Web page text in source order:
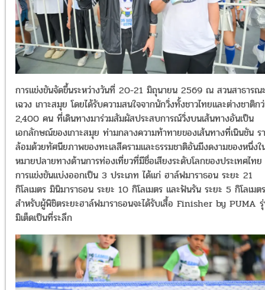
การแข่งขันจัดขึ้นระหว่างวันที่ 20-21 มิถุนายน 2569 ณ สวนสาธารณ
เฉวง เกาะสมุย โดยได้รับความสนใจจากนักวิ่งทั้งชาวไทยและต่างชาติก
2,400 คน ที่เดินทางมาร่วมสัมผัสประสบการณ์วิ่งบนเส้นทางอันเป็น
เอกลักษณ์ของเกาะสมุย ท่ามกลางความท้าทายของเส้นทางที่เนินชัน ร
ล้อมด้วยทัศนียภาพของทะเลสีครามและธรรมชาติอันมีงดงามของหนึ่งใ
หมายปลายทางด้านการท่องเที่ยวที่มีชื่อเสียงระดับโลกของประเทศไทย
การแข่งขันแบ่งออกเป็น 3 ประเภท ได้แก่ ฮาล์ฟมาราธอน ระยะ 21
กิโลเมตร มินิมาราธอน ระยะ 10 กิโลเมตร และฟันรัน ระยะ 5 กิโลเมตร
สำหรับผู้พิชิตระยะฮาล์ฟมาราธอนจะได้รับเสื้อ Finisher by PUMA
มิเต็ดเป็นที่ระลึก